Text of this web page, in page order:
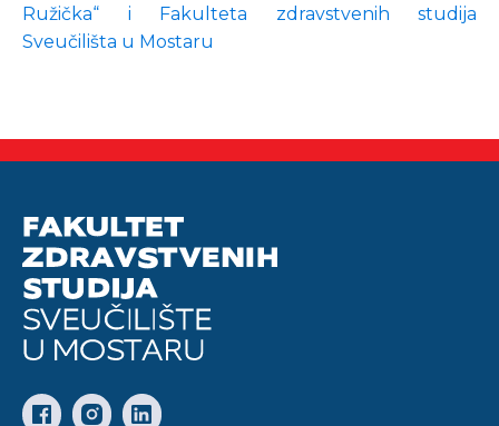
Ružička“ i Fakulteta zdravstvenih studija
Sveučilišta u Mostaru